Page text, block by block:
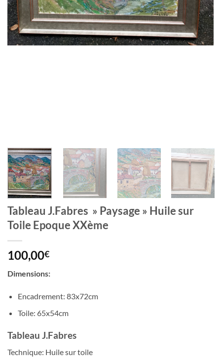
Tableau J.Fabres » Paysage » Huile sur
Toile Epoque XXème
100,00€
Dimensions:
Encadrement: 83x72cm
Toile: 65x54cm
Tableau J.Fabres
Technique: Huile sur toile